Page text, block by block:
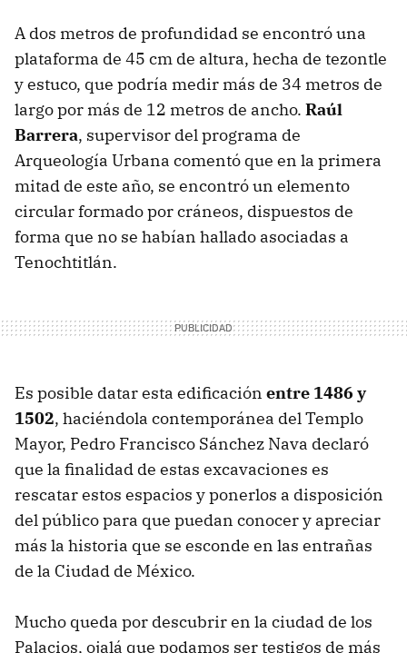
A dos metros de profundidad se encontró una
plataforma de 45 cm de altura, hecha de tezontle
y estuco, que podría medir más de 34 metros de
largo por más de 12 metros de ancho. Raúl
Barrera, supervisor del programa de
Arqueología Urbana comentó que en la primera
mitad de este año, se encontró un elemento
circular formado por cráneos, dispuestos de
forma que no se habían hallado asociadas a
Tenochtitlán.
Es posible datar esta edificación entre 1486 y
1502, haciéndola contemporánea del Templo
Mayor, Pedro Francisco Sánchez Nava declaró
que la finalidad de estas excavaciones es
rescatar estos espacios y ponerlos a disposición
del público para que puedan conocer y apreciar
más la historia que se esconde en las entrañas
de la Ciudad de México.
Mucho queda por descubrir en la ciudad de los
Palacios, ojalá que podamos ser testigos de más